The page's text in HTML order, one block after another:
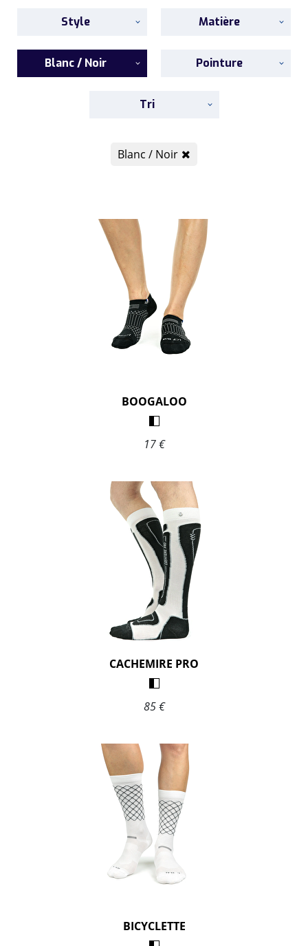
Style Matière
Blanc / Noir Pointure
Tri
Blanc / Noir
BOOGALOO
17 €
CACHEMIRE PRO
85 €
BICYCLETTE